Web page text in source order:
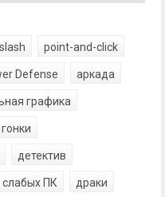
point-and-click
Defense аркада
графика
гонки
детектив
слабых ПК драки